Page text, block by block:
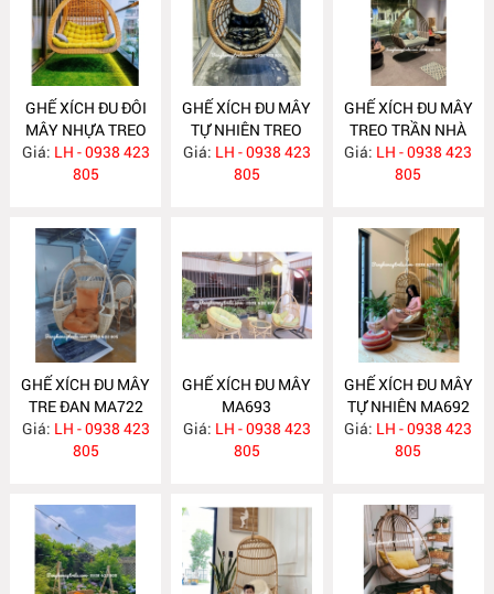
GHẾ XÍCH ĐU ĐÔI
MÂY NHỰA TREO
TRẦN NHÀ NH355
Giá: LH - 0938 423
805
GHẾ XÍCH ĐU MÂY
TỰ NHIÊN TREO
TRẦN NHÀ MA740
Giá: LH - 0938 423
805
GHẾ XÍCH ĐU MÂY
TREO TRẦN NHÀ
MA723
Giá: LH - 0938 423
805
GHẾ XÍCH ĐU MÂY
TRE ĐAN MA722
Giá: LH - 0938 423
805
GHẾ XÍCH ĐU MÂY
MA693
Giá: LH - 0938 423
805
GHẾ XÍCH ĐU MÂY
TỰ NHIÊN MA692
Giá: LH - 0938 423
805